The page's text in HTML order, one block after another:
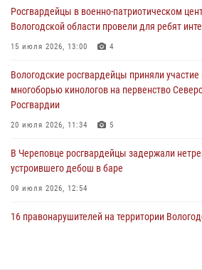
29 июля 2026, 13:20
В Вологде росгвардейцы задержали
29 июля 2026, 09:08
Росгвардейцы в военно-патриотическом
Вологодской области провели для ребят
15 июля 2026, 13:00 4
Вологодские росгвардейцы приняли
многоборью кинологов на первенство
Росгвардии
20 июля 2026, 11:34 5
В Череповце росгвардейцы задержали
устроившего дебош в баре
09 июля 2026, 12:54
16 правонарушителей на территории